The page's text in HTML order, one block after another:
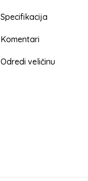
Specifikacija
Komentari
Odredi veličinu